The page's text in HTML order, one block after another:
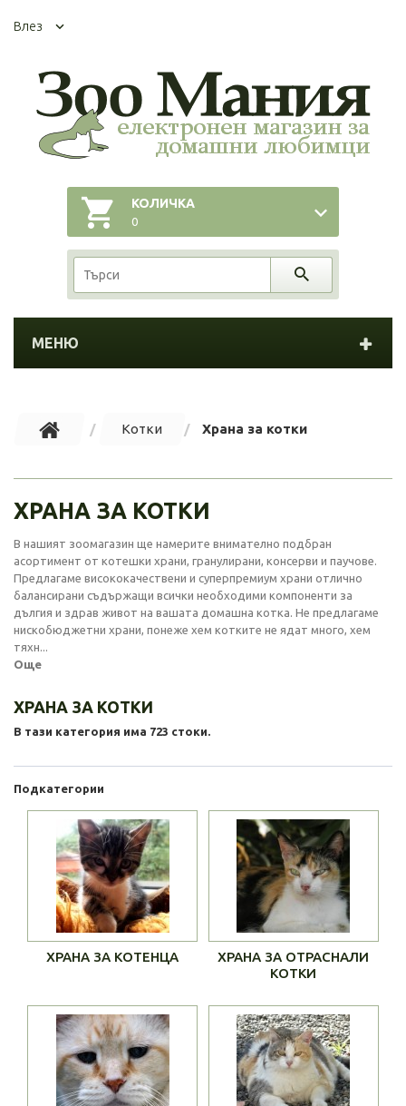
Влез
КОЛИЧКА
0
МЕНЮ
Котки Храна за котки
ХРАНА ЗА КОТКИ
В нашият зоомагазин ще намерите внимателно подбран
асортимент от котешки храни, гранулирани, консерви и паучове.
Предлагаме висококачествени и суперпремиум храни отлично
балансирани съдържащи всички необходими компоненти за
дългия и здрав живот на вашата домашна котка. Не предлагаме
нискобюджетни храни, понеже хем котките не ядат много, хем
тяхн...
Още
ХРАНА ЗА КОТКИ
В тази категория има 723 стоки.
Подкатегории
ХРАНА ЗА КОТЕНЦА
ХРАНА ЗА ОТРАСНАЛИ
КОТКИ